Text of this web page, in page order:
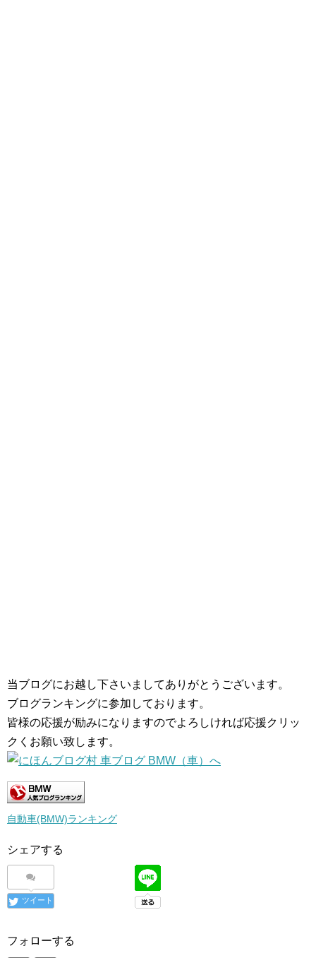
当ブログにお越し下さいましてありがとうございます。
ブログランキングに参加しております。
皆様の応援が励みになりますのでよろしければ応援クリッ
クくお願い致します。
自動車(BMW)ランキング
シェアする
ツイート
フォローする